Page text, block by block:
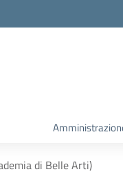
di Belle Arti)